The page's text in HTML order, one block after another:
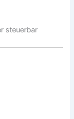
steuerbar